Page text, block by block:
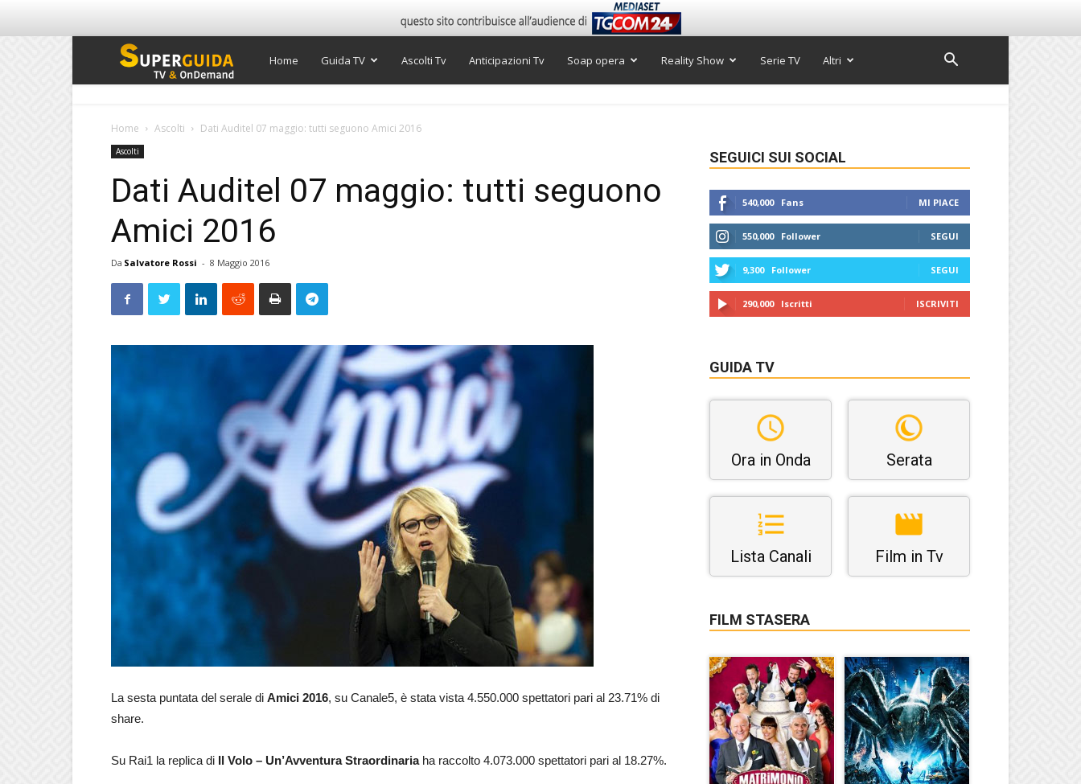
Super
Home Guida TV Ascolti Tv Anticipazioni Tv Soap opera Reality Show Serie TV Altri
Home Ascolti Dati Auditel 07 maggio: tutti seguono Amici 2016
Ascolti
Dati Auditel 07 maggio: tutti seguono
Amici 2016
Da Salvatore Rossi - 8 Maggio 2016
La sesta puntata del serale di Amici 2016, su Canale5, è stata vista 4.550.000 spettatori pari al 23.71% di
share.
Su Rai1 la replica di Il Volo – Un’Avventura Straordinariaha raccolto 4.073.000 spettatori pari al 18.27%.
SEGUICI SUI SOCIAL
540,000 Fans MI PIACE
550,000 Follower SEGUI
9,300 Follower SEGUI
290,000 Iscritti ISCRIVITI
GUIDA TV
Ora in Onda Serata
Lista Canali Film in Tv
FILM STASERA